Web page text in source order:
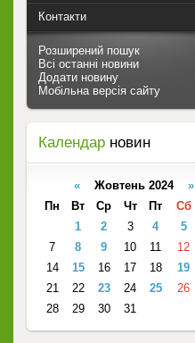
Контакти
Розширений пошук
Всі останні новини
Додати новину
Мобільна версія сайту
Календар новин
«Жовтень 2024 »
Пн
Вт Ср Чт Пт Сб
1
2 3 4 5
7
8 9 10 11 12
14
15 16 17 18 19
21
22 23 24 25 26
28
29 30 31